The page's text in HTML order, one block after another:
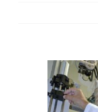
Ver
imagen
más